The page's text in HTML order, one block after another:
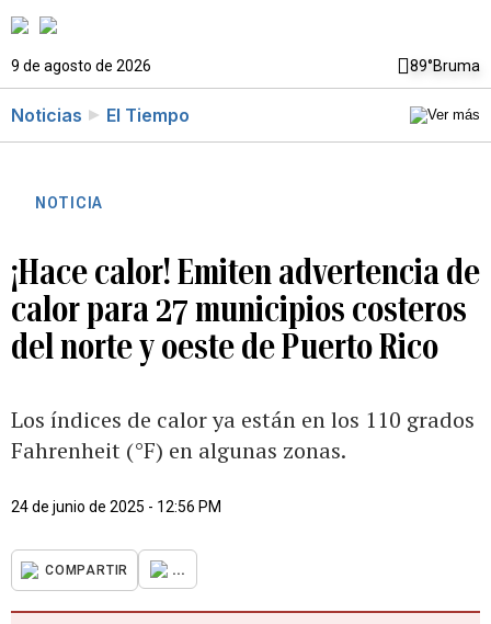
9 de agosto de 2026 89°Bruma
Noticias El Tiempo
NOTICIA
¡Hace calor! Emiten advertencia de
calor para 27 municipios costeros
del norte y oeste de Puerto Rico
Los índices de calor ya están en los 110 grados
Fahrenheit (°F) en algunas zonas.
24 de junio de 2025 - 12:56 PM
COMPARTIR ...